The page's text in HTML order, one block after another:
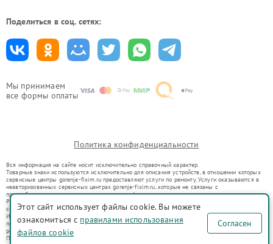
Мы принимаем
все формы оплаты
Поделиться в соц. сетях:
Политика конфиденциальности
Вся информация на сайте носит исключительно справочный характер.
Товарные знаки используются исключительно для описания устройств, в отношении которых
сервисные центры gorenje-fixim.ru предоставляют услуги по ремонту. Услуги оказываются в
неавторизованных сервисных центрах gorenje-fixim.ru, которые не связаны с
правообладателями товарных знаков или их официальными представителями.
Ремонт осуществляется для устройств, уже введенных в гражданский оборот в соответствии
со статьей 1487 ГК РФ.
Использование товарных знаков не преследует цели индивидуализации услуг или введения
потребителей в заблуждение, а служит для информирования о предоставляемых услугах по
ремонту техники указанных брендов.
Представленная на сайте информация не является публичной офертой, определяемой
Этот сайт использует файлы cookie. Вы можете
ознакомиться с правилами использования
файлов cookie
Согласен